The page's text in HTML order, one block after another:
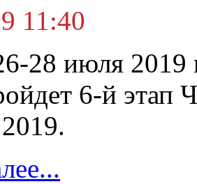
11:40
28 июля 2019
6-й этап